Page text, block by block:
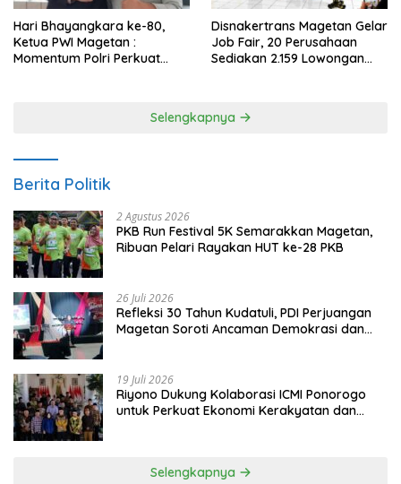
Hari Bhayangkara ke-80,
Ketua PWI Magetan :
Momentum Polri Perkuat
Disnakertrans Magetan Gelar
Job Fair, 20 Perusahaan
Sediakan 2.159 Lowongan
Selengkapnya
Berita Politik
2 Agustus 2026
PKB Run Festival 5K Semarakkan Magetan,
Ribuan Pelari Rayakan HUT ke-28 PKB
26 Juli 2026
Refleksi 30 Tahun Kudatuli, PDI Perjuangan
Magetan Soroti Ancaman Demokrasi dan
19 Juli 2026
Riyono Dukung Kolaborasi ICMI Ponorogo
untuk Perkuat Ekonomi Kerakyatan dan
Selengkapnya